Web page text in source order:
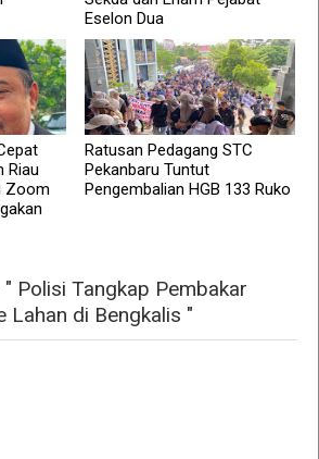
Eselon Dua
Riau
Zoom
Ratusan Pedagang STC
Pekanbaru Tuntut
Pengembalian HGB 133 Ruko
Polisi Tangkap Pembakar
Lahan di Bengkalis "